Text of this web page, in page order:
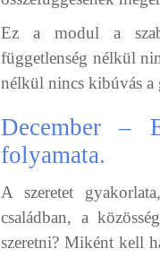
Ez a modul a
függetlenség nélkül
nélkül nincs kibúvás
December –
folyamata.
A szeretet
családban, a
szeretni? Miként kell